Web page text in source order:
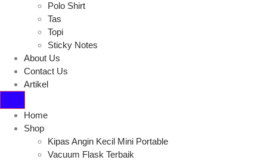
Polo Shirt
Tas
Topi
Sticky Notes
About Us
Contact Us
Artikel
Home
Shop
Kipas Angin Kecil Mini Portable
Vacuum Flask Terbaik